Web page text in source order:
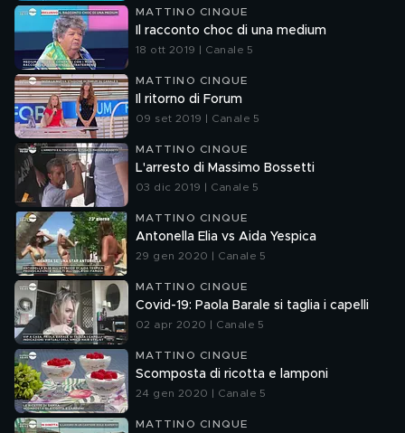
MATTINO CINQUE
Il racconto choc di una medium
18 ott 2019 | Canale 5
MATTINO CINQUE
Il ritorno di Forum
09 set 2019 | Canale 5
MATTINO CINQUE
L'arresto di Massimo Bossetti
03 dic 2019 | Canale 5
MATTINO CINQUE
Antonella Elia vs Aida Yespica
29 gen 2020 | Canale 5
MATTINO CINQUE
Covid-19: Paola Barale si taglia i capelli
02 apr 2020 | Canale 5
MATTINO CINQUE
Scomposta di ricotta e lamponi
24 gen 2020 | Canale 5
MATTINO CINQUE